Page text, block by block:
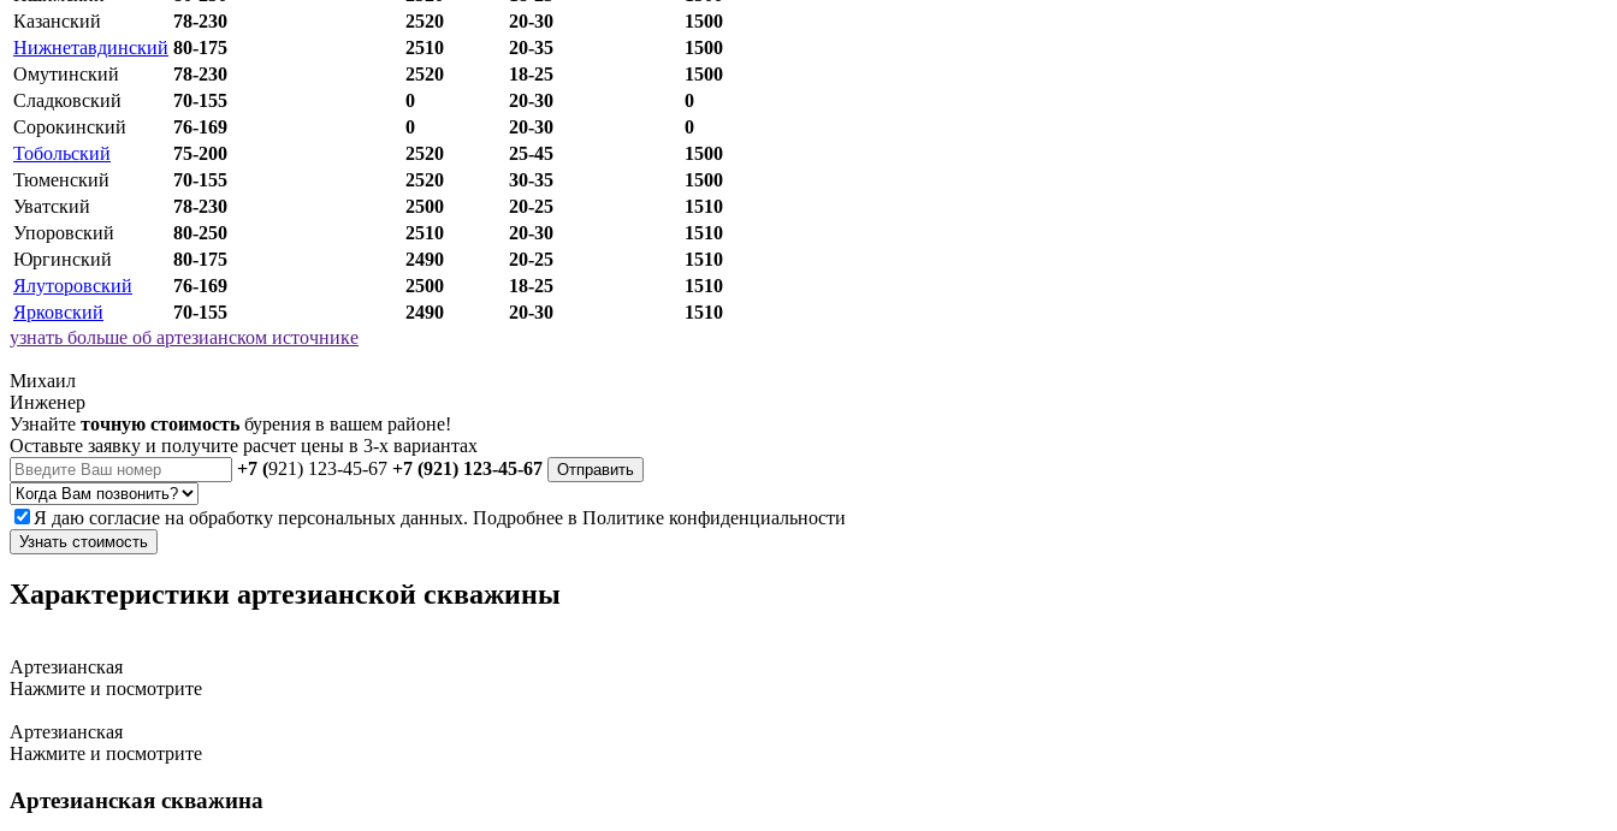
Казанский
78-230 2520 20-30
1500
Нижнетавдинский 80-175 2510 20-35
1500
Омутинский
78-230 2520 18-25
1500
Сладковский
70-155 0 20-30
0
Сорокинский
76-169 0 20-30
0
Тобольский
75-200 2520 25-45
1500
Тюменский
70-155 2520 30-35
1500
Уватский
78-230 2500 20-25
1510
Упоровский
80-250 2510 20-30
1510
Юргинский
80-175 2490 20-25
1510
Ялуторовский
76-169 2500 18-25
1510
Ярковский
70-155 2490 20-30
1510
узнать больше об артезианском источнике
Михаил
Инженер
Узнайте точную стоимость бурения в вашем районе!
Оставьте заявку и получите расчет цены в 3-х вариантах
+7 (921) 123-45-67 +7 (921) 123-45-67 Отправить
Я даю согласие на обработку персональных данных. Подробнее в Политике конфиденциальности
Узнать стоимость
Характеристики артезианской скважины
Артезианская
Нажмите и посмотрите
Артезианская
Нажмите и посмотрите
Артезианская скважина